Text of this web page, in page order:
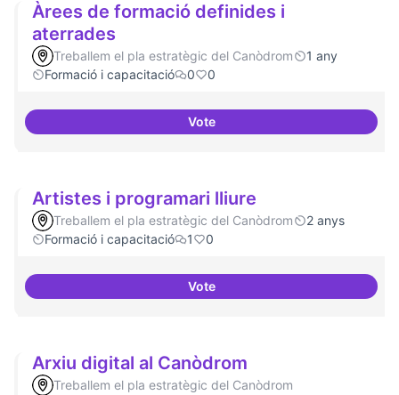
Àrees de formació definides i
aterrades
Treballem el pla estratègic del Canòdrom
1 any
Formació i capacitació
0 0
VoteÀrees de formació definides i
Artistes i programari lliure
Treballem el pla estratègic del Canòdrom
2 anys
Formació i capacitació
1 0
VoteArtistes i programari lliure
Arxiu digital al Canòdrom
Treballem el pla estratègic del Canòdrom